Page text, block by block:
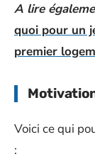
A lire
quoi pour un
premier
Voici ce qui
: